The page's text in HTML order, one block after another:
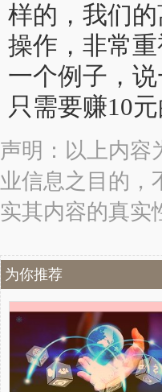
样的，我们
操作，非常
一个例子，
只需要赚10
声明：以上内容
业信息之目的，
实其内容的真实
为你推荐